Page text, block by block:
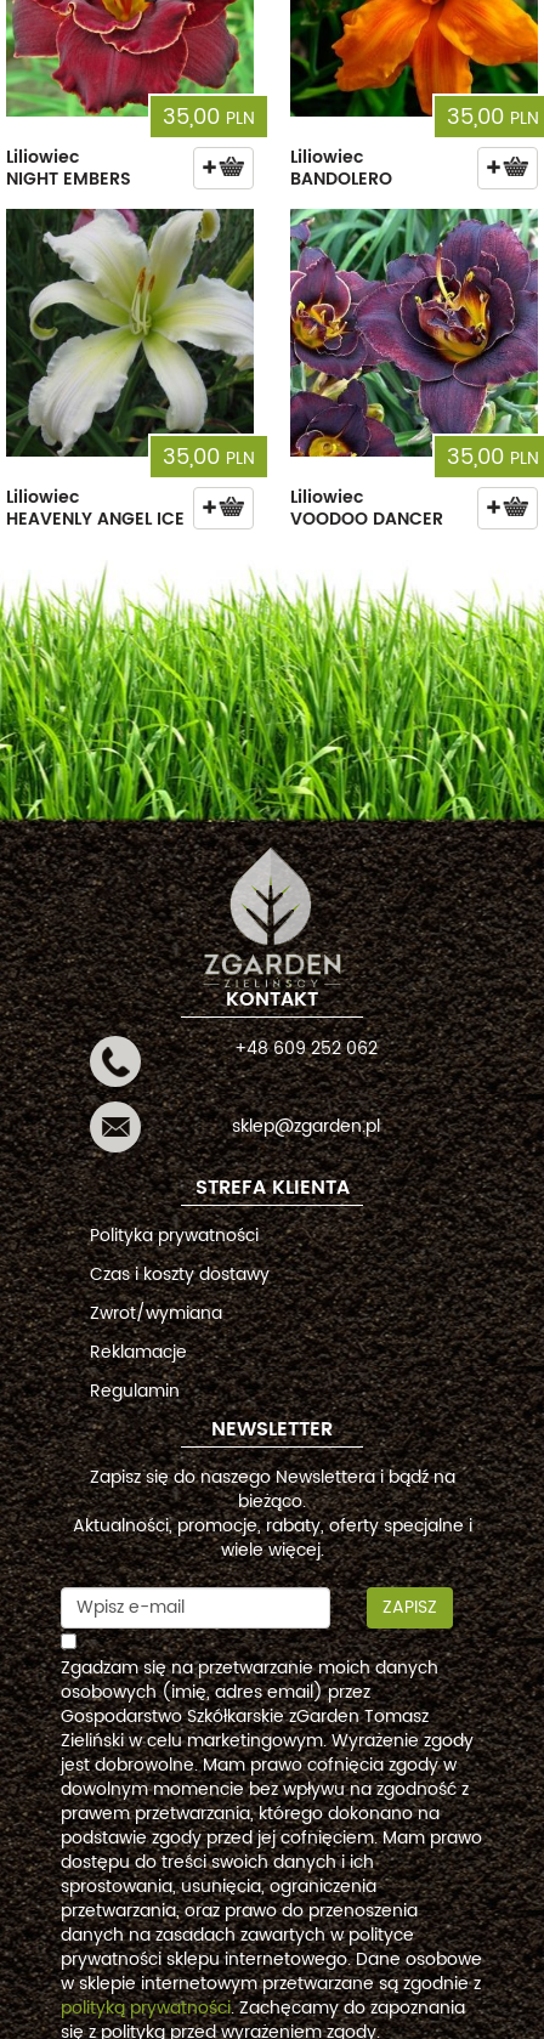
35,00 PLN
Liliowiec
NIGHT EMBERS
35,00 PLN
Liliowiec
BANDOLERO
35,00 PLN
Liliowiec
HEAVENLY ANGEL ICE
35,00 PLN
Liliowiec
VOODOO DANCER
KONTAKT
+48 609 252 062
sklep@zgarden.pl
STREFA KLIENTA
Polityka prywatności
Czas i koszty dostawy
Zwrot/wymiana
Reklamacje
Regulamin
NEWSLETTER
Zapisz się do naszego Newslettera i bądź na
bieżąco.
Aktualności, promocje, rabaty, oferty specjalne i
wiele więcej.
ZAPISZ
Zgadzam się na przetwarzanie moich danych
osobowych (imię, adres email) przez
Gospodarstwo Szkółkarskie zGarden Tomasz
Zieliński w celu marketingowym. Wyrażenie zgody
jest dobrowolne. Mam prawo cofnięcia zgody w
dowolnym momencie bez wpływu na zgodność z
prawem przetwarzania, którego dokonano na
podstawie zgody przed jej cofnięciem. Mam prawo
dostępu do treści swoich danych i ich
sprostowania, usunięcia, ograniczenia
przetwarzania, oraz prawo do przenoszenia
danych na zasadach zawartych w polityce
prywatności sklepu internetowego. Dane osobowe
w sklepie internetowym przetwarzane są zgodnie z
polityką prywatności. Zachęcamy do zapoznania
się z polityką przed wyrażeniem zgody.